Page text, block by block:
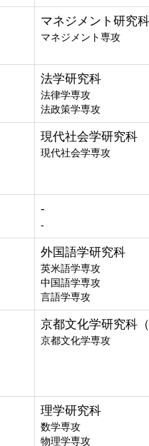
マネジメント研究科
マネジメント専攻
法学研究科
法律学専攻
法政策学専攻
現代社会学研究科
現代社会学専攻
-
-
外国語学研究科
英米語学専攻
中国語学専攻
言語学専攻
京都文化学研究科
京都文化学専攻
理学研究科
数学専攻
物理学専攻